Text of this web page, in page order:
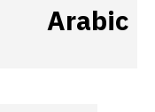
Arabic